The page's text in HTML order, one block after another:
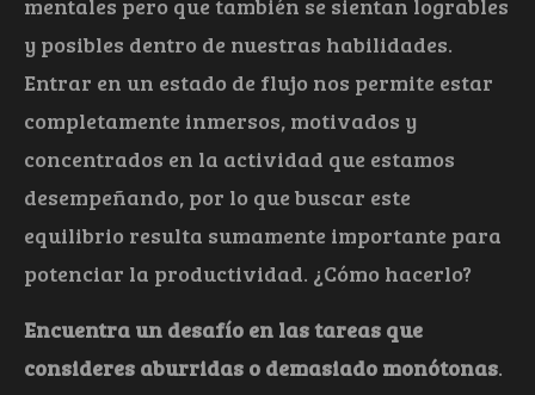
y posibles dentro de nuestras habilidades.
Entrar en un estado de flujo nos permite estar
completamente inmersos, motivados y
concentrados en la actividad que estamos
desempeñando, por lo que buscar este
equilibrio resulta sumamente importante para
potenciar la productividad. ¿Cómo hacerlo?
Encuentra un desafío en las tareas que
consideres aburridas o demasiado monótonas.